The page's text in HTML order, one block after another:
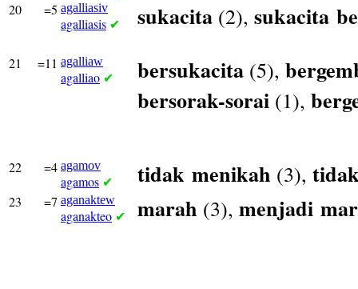
20 =5 agalliasiv
agalliasis ✔ sukacita (2), sukacita
21 =11 agalliaw
agalliao ✔ bersukacita (5),
bersorak-sorai (1),
22 =4 agamov
agamos ✔ tidak menikah (3),
23 =7 aganaktew
aganakteo ✔ marah (3), menjadi